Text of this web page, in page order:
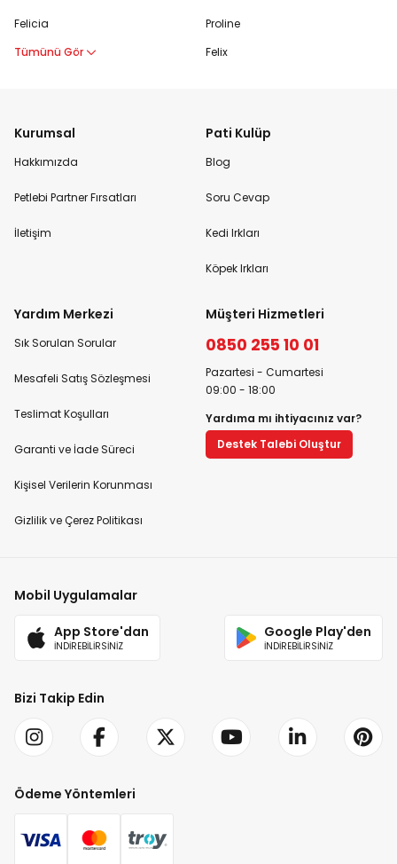
Felicia
Tümünü Gör
Proline
Felix
Kurumsal
Hakkımızda
Petlebi Partner Fırsatları
İletişim
Pati Kulüp
Blog
Soru Cevap
Kedi Irkları
Köpek Irkları
Yardım Merkezi
Sık Sorulan Sorular
Mesafeli Satış Sözleşmesi
Teslimat Koşulları
Garanti ve İade Süreci
Kişisel Verilerin Korunması
Gizlilik ve Çerez Politikası
Müşteri Hizmetleri
0850 255 10 01
Pazartesi - Cumartesi
09:00 - 18:00
Yardıma mı ihtiyacınız var?
Destek Talebi Oluştur
Mobil Uygulamalar
App Store'dan
İNDİREBİLİRSİNİZ
Google Play'den
İNDİREBİLİRSİNİZ
Bizi Takip Edin
Ödeme Yöntemleri